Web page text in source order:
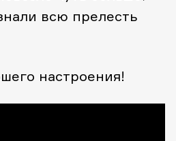
всю прелесть
настроения!